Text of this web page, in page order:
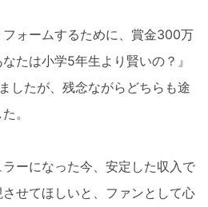
ォームするために、賞金300万
たは小学5年生より賢いの？』
したが、残念ながらどちらも途
。
ラーになった今、安定した収入で
せてほしいと、ファンとして心